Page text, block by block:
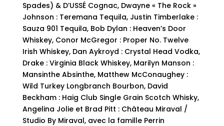
Spades) & D’USSÉ Cognac, Dwayne « The Rock »
Johnson : Teremana Tequila, Justin Timberlake :
Sauza 901 Tequila, Bob Dylan : Heaven’s Door
Whiskey, Conor McGregor : Proper No. Twelve
Irish Whiskey, Dan Aykroyd : Crystal Head Vodka,
Drake : Virginia Black Whiskey, Marilyn Manson :
Mansinthe Absinthe, Matthew McConaughey :
Wild Turkey Longbranch Bourbon, David
Beckham : Haig Club Single Grain Scotch Whisky,
Angelina Jolie et Brad Pitt : Château Miraval /
Studio By Miraval, avec la famille Perrin